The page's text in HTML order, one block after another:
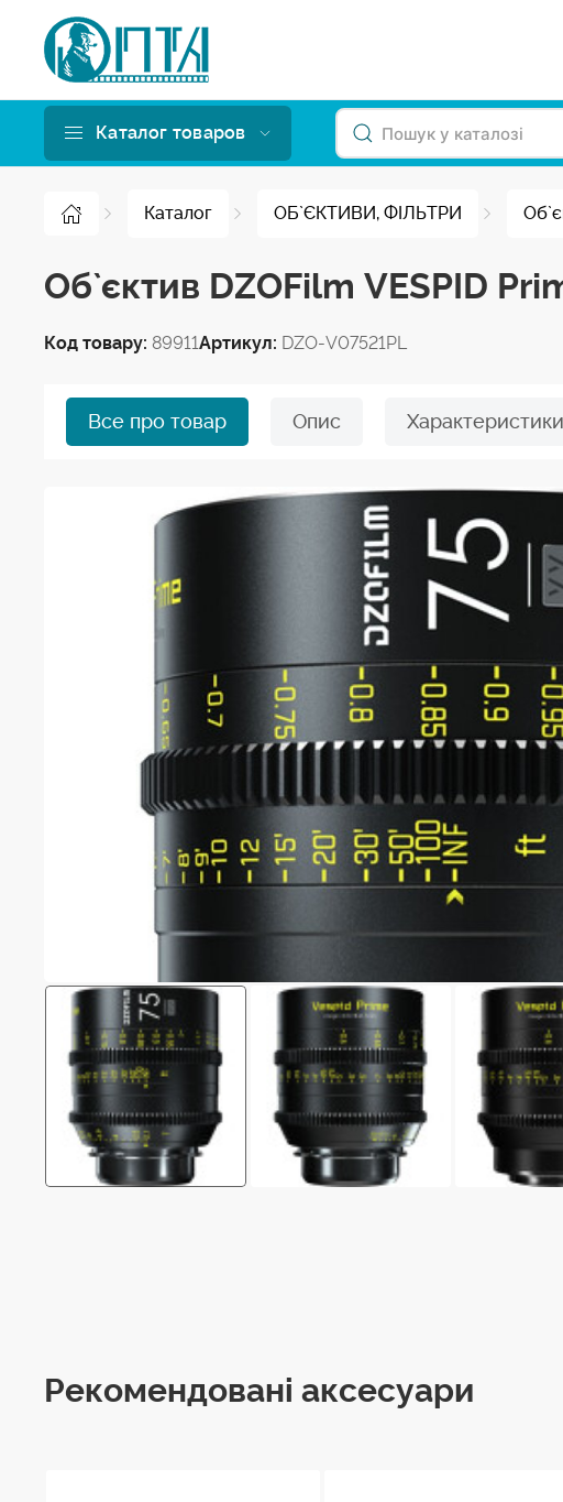
Каталог товаров
Каталог ОБ`ЄКТИВИ, ФІЛЬТРИ
Об`єктив DZOFilm VESPID
Код товару: 89911Артикул: DZO-V07521PL
Все про товар Опис Характеристики
Рекомендовані аксесуари